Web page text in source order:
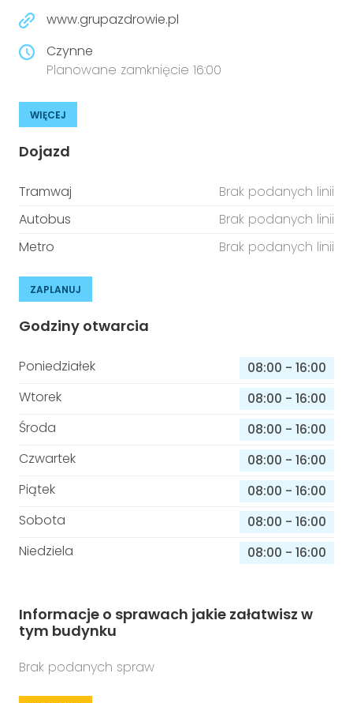
www.grupazdrowie.pl
Czynne
Planowane zamknięcie 16:00
WIĘCEJ
Dojazd
Tramwaj
Brak podanych linii
Autobus
Brak podanych linii
Metro
Brak podanych linii
ZAPLANUJ
Godziny otwarcia
Poniedziałek 08:00 - 16:00
Wtorek
08:00 - 16:00
Środa
08:00 - 16:00
Czwartek
08:00 - 16:00
Piątek
08:00 - 16:00
Sobota
08:00 - 16:00
Niedziela
08:00 - 16:00
Informacje o sprawach jakie załatwisz w
tym budynku
Brak podanych spraw